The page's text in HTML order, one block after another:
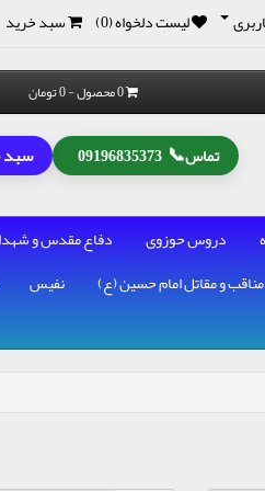
لیست دلخواه (0) سبد خرید
0 محصول - 0 تومان
تماس📞
09196835373 سبد
دروس حوزوی دفاع مقدس و شهدا
مناقب و مقاتل امام حسین (ع) نفیس